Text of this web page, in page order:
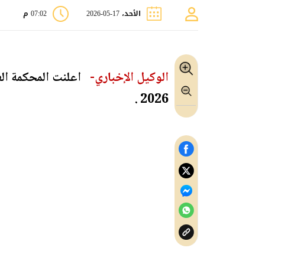
الأحد، 17-05-2026 07:02 م
الوكيل الإخباري-
2026 .